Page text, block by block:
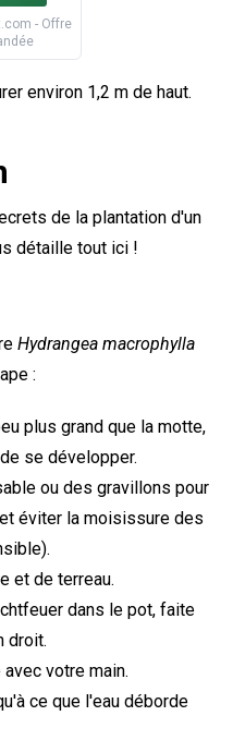
- Offre
environ 1,2 m de haut.
de la plantation d'un
détaille tout ici !
Hydrangea macrophylla
:
plus grand que la motte,
se développer.
ou des gravillons pour
éviter la moisissure des
et de terreau.
dans le pot, faite
droit.
votre main.
ce que l'eau déborde